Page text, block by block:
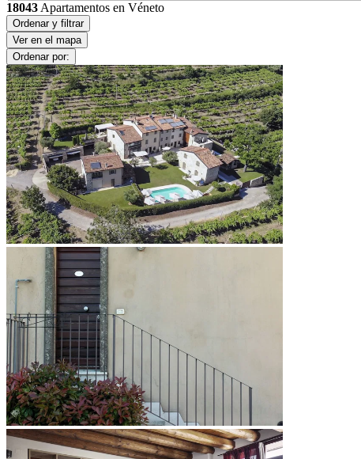
18043 Apartamentos en Véneto
Ordenar y filtrar
Ver en el mapa
Ordenar por: